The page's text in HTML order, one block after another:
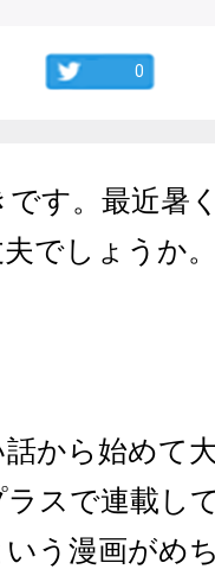
0
す。最近暑
でしょうか
から始めて
スで連載し
う漫画がめ